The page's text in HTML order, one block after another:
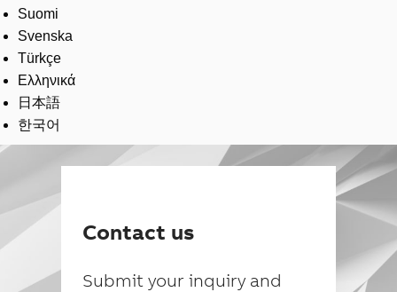
Suomi
Svenska
Türkçe
Ελληνικά
日本語
한국어
Contact us
Submit your inquiry and